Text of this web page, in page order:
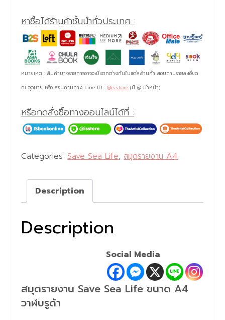
หาซื้อได้ร้านค้าชั้นนำทั่วประเทศ :
หมายเหตุ : สินค้าบางรายการอาจจะมีแตกต่างกันในแต่ละร้านค้า สอบถามรายละเอียด
ณ จุดขาย หรือ สอบถามทาง Line ID :@isstore (มี @ นำหน้า)
หรือกดสั่งซื้อทางออนไลน์ได้ที่ :
Categories:Save Sea Life,สมุดรายงาน A4
Description
Description
Social Media
สมุดรายงาน Save Sea Life ขนาด A4
วาฬบรูด้า